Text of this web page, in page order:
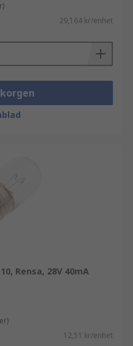
29,164 kr/enhet
Rensa, 28V 40mA
12,51 kr/enhet